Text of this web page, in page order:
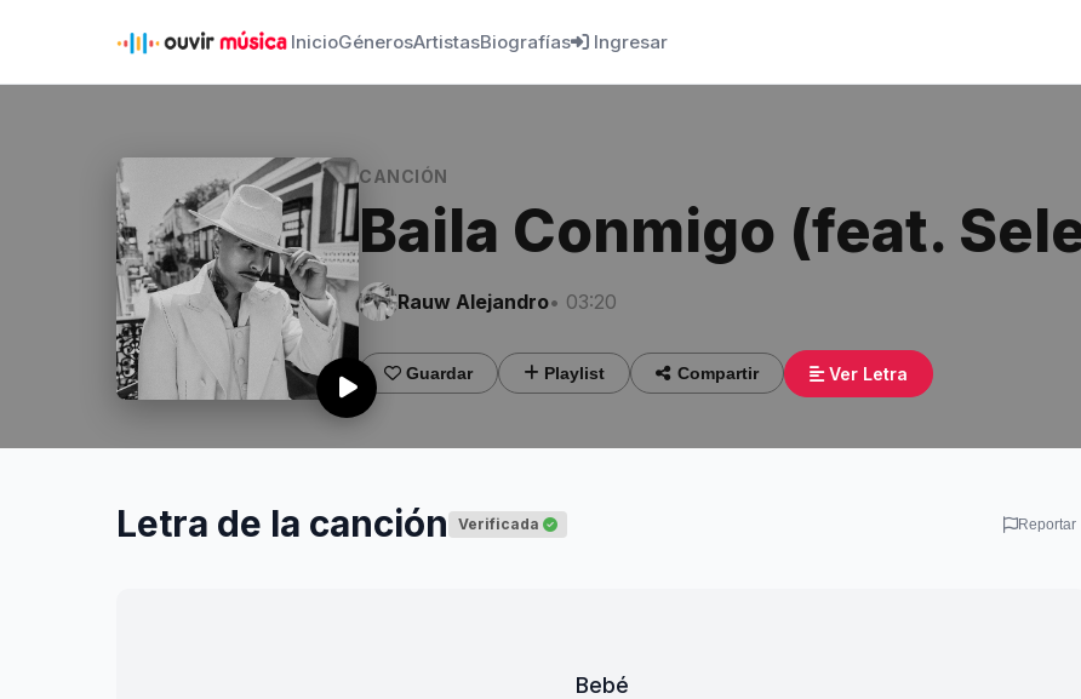
InicioGénerosArtistasBiografías Ingresar
CANCIÓN
Baila Conmigo (feat.
Rauw Alejandro• 03:20
Guardar Playlist Compartir Ver Letra
Letra de la canción Verificada Reportar
Bebé